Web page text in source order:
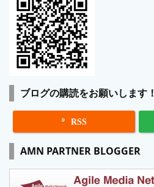
ブログの購読をお願いします！
 RSS
AMN PARTNER BLOGGER